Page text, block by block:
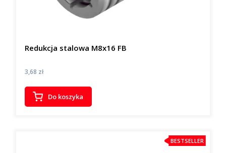
Redukcja stalowa M8x16 FB
Cena
3,68 zł
Do koszyka
BESTSELLER